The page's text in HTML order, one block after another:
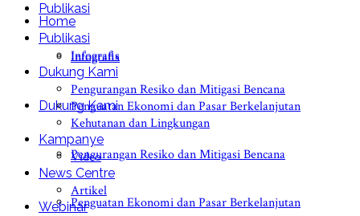
Publikasi
Infografis
Dukung Kami
Pengurangan Resiko dan Mitigasi Bencana
Penguatan Ekonomi dan Pasar Berkelanjutan
Home
Publikasi
Infografis
Dukung Kami
Pengurangan Resiko dan Mitigasi Bencana
Penguatan Ekonomi dan Pasar Berkelanjutan
Kehutanan dan Lingkungan
Kampanye
Video
News Centre
Artikel
Webinar